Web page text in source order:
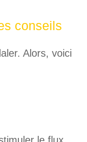
conseils
Alors, voici